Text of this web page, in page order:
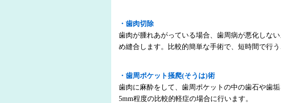
・歯肉切除
歯肉が腫れあがっている場合、歯周病が悪化しな
め縫合します。比較的簡単な手術で、短時間で行う
・歯周ポケット掻爬(そうは)術
歯肉に麻酔をして、歯周ポケットの中の歯石や歯
5mm程度の比較的軽症の場合に行います。